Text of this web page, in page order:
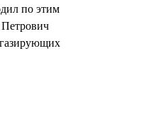
по этим
газирующих